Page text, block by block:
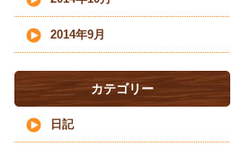
2014年9月
カテゴリー
日記